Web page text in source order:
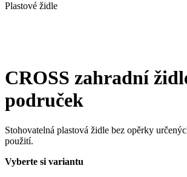
Plastové židle
CROSS zahradní
područek
Stohovatelná plastová židle bez opěrky
použití.
Vyberte si variantu